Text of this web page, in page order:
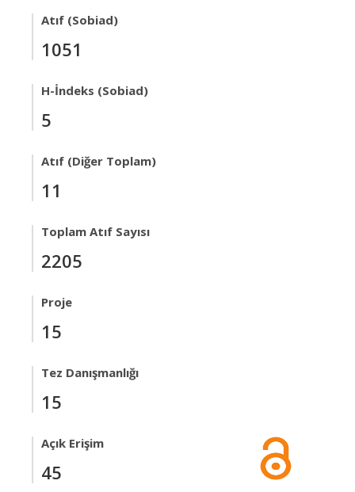
Atıf (Sobiad)
1051
H-İndeks (Sobiad)
5
Atıf (Diğer Toplam)
11
Toplam Atıf Sayısı
2205
Proje
15
Tez Danışmanlığı
15
Açık Erişim
45